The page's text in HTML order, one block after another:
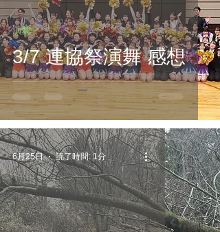
3/7 連協祭演舞 感想
演舞
6月25日 読了時間: 1分